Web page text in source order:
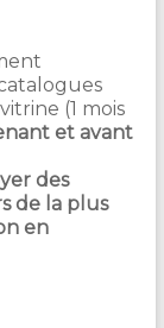
(1 mois
et avant
des
de la plus
en